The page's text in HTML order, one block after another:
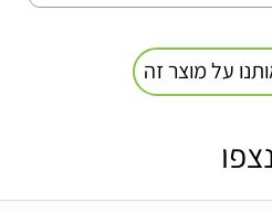
על מוצר זה